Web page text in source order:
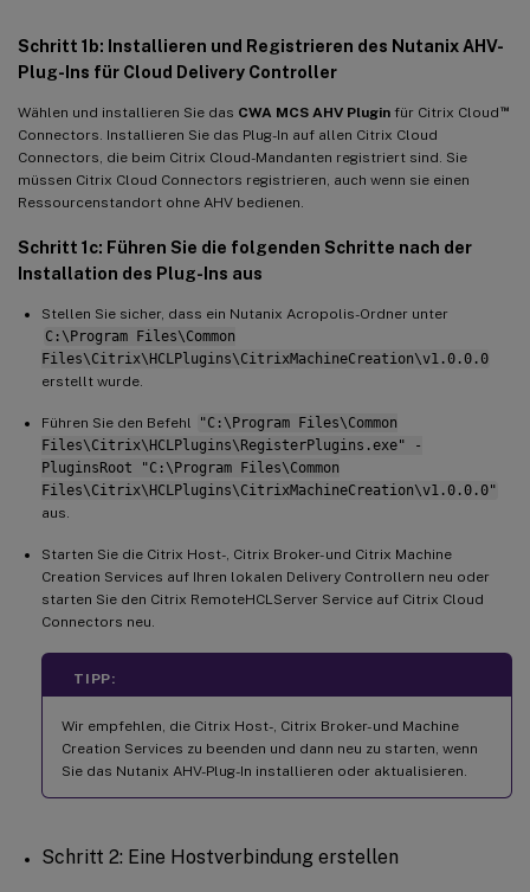
Schritt 1b: Installieren und Registrieren des Nutanix AHV-
Plug-Ins für Cloud Delivery Controller
Wählen und installieren Sie das CWA MCS AHV Plugin für Citrix Cloud ™
Connectors. Installieren Sie das Plug-In auf allen Citrix Cloud
Connectors, die beim Citrix Cloud-Mandanten registriert sind. Sie
müssen Citrix Cloud Connectors registrieren, auch wenn sie einen
Ressourcenstandort ohne AHV bedienen.
Schritt 1c: Führen Sie die folgenden Schritte nach der
Installation des Plug-Ins aus
Stellen Sie sicher, dass ein Nutanix Acropolis-Ordner unter
C:\Program Files\Common
Files\Citrix\HCLPlugins\CitrixMachineCreation\v1.0.0.0
erstellt wurde.
Führen Sie den Befehl
"C:\Program Files\Common
Files\Citrix\HCLPlugins\RegisterPlugins.exe" -
PluginsRoot "C:\Program Files\Common
Files\Citrix\HCLPlugins\CitrixMachineCreation\v1.0.0.0"
aus.
Starten Sie die Citrix Host-, Citrix Broker- und Citrix Machine
Creation Services auf Ihren lokalen Delivery Controllern neu oder
starten Sie den Citrix RemoteHCLServer Service auf Citrix Cloud
Connectors neu.
TIPP:
Wir empfehlen, die Citrix Host-, Citrix Broker- und Machine
Creation Services zu beenden und dann neu zu starten, wenn
Sie das Nutanix AHV-Plug-In installieren oder aktualisieren.
Schritt 2: Eine Hostverbindung erstellen